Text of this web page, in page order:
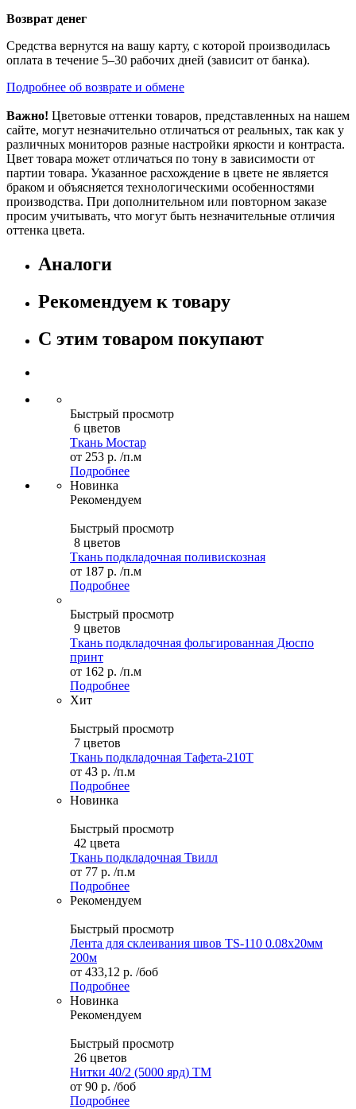
Возврат денег
Средства вернутся на вашу карту, с которой производилась
оплата в течение 5–30 рабочих дней (зависит от банка).
Подробнее об возврате и обмене
Важно! Цветовые оттенки товаров, представленных на нашем
сайте, могут незначительно отличаться от реальных, так как у
различных мониторов разные настройки яркости и контраста.
Цвет товара может отличаться по тону в зависимости от
партии товара. Указанное расхождение в цвете не является
браком и объясняется технологическими особенностями
производства. При дополнительном или повторном заказе
просим учитывать, что могут быть незначительные отличия
оттенка цвета.
Аналоги
Рекомендуем к товару
С этим товаром покупают
Быстрый просмотр
6 цветов
Ткань Мостар
от 253 р. /п.м
Подробнее
Новинка
Рекомендуем
Быстрый просмотр
8 цветов
Ткань подкладочная поливискозная
от 187 р. /п.м
Подробнее
Быстрый просмотр
9 цветов
Ткань подкладочная фольгированная Дюспо
принт
от 162 р. /п.м
Подробнее
Хит
Быстрый просмотр
7 цветов
Ткань подкладочная Тафета-210T
от 43 р. /п.м
Подробнее
Новинка
Быстрый просмотр
42 цвета
Ткань подкладочная Твилл
от 77 р. /п.м
Подробнее
Рекомендуем
Быстрый просмотр
Лента для склеивания швов TS-110 0.08х20мм
200м
от 433,12 р. /боб
Подробнее
Новинка
Рекомендуем
Быстрый просмотр
26 цветов
Нитки 40/2 (5000 ярд) ТМ
от 90 р. /боб
Подробнее